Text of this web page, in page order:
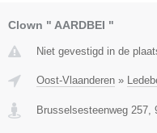
Clown " AARDBEI "
Niet gevestigd in de
Oost-Vlaanderen »
Brusselsesteenweg 257,